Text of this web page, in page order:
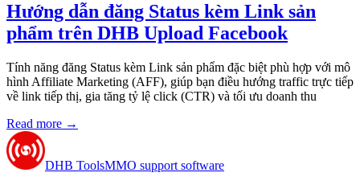
Hướng dẫn đăng Status kèm Link sản
phẩm trên DHB Upload Facebook
Tính năng đăng Status kèm Link sản phẩm đặc biệt phù hợp với mô
hình Affiliate Marketing (AFF), giúp bạn điều hướng traffic trực tiếp
về link tiếp thị, gia tăng tỷ lệ click (CTR) và tối ưu doanh thu
Read more →
DHB ToolsMMO support software